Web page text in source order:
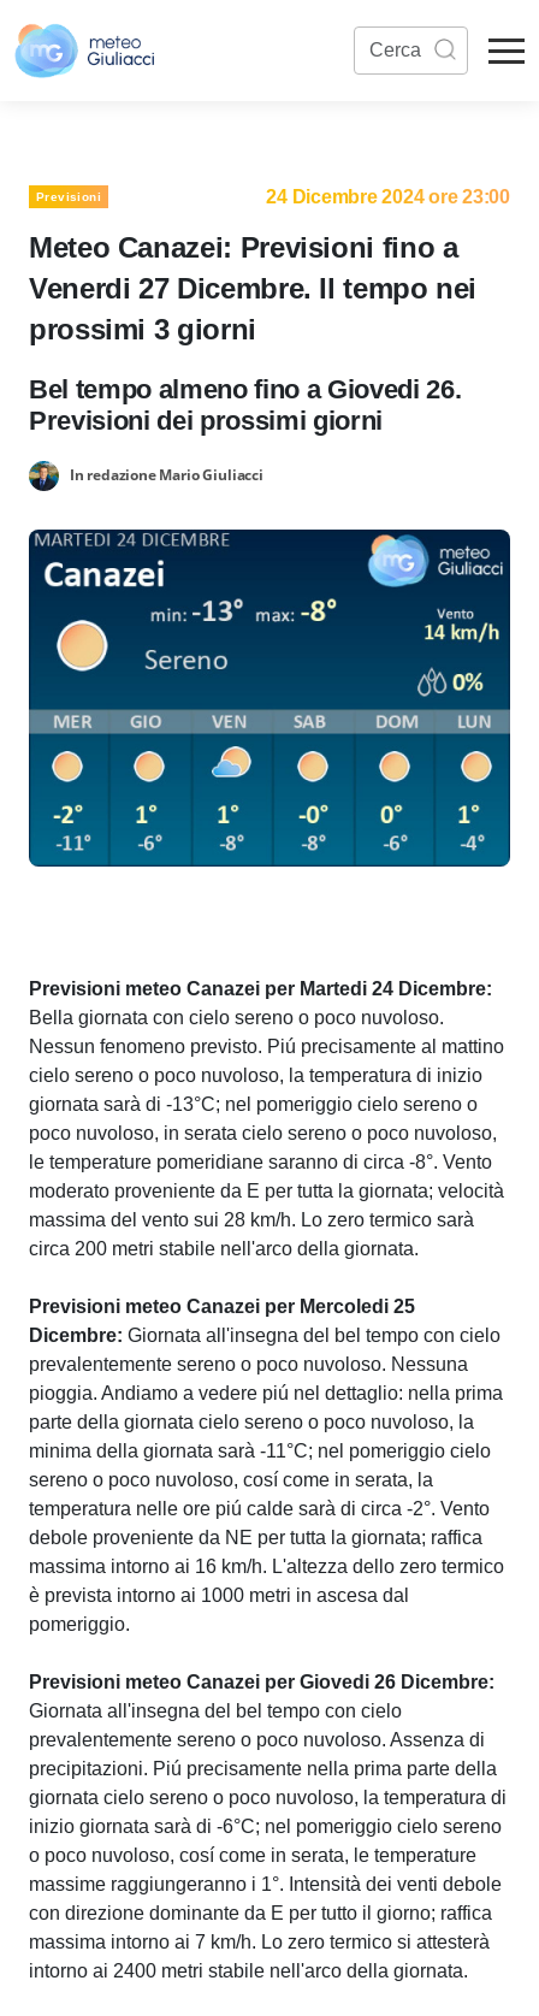
Previsioni 24 Dicembre 2024 ore 23:00
Meteo Canazei: Previsioni fino a
Venerdi 27 Dicembre. Il tempo nei
prossimi 3 giorni
Bel tempo almeno fino a Giovedi 26.
Previsioni dei prossimi giorni
In redazione Mario Giuliacci
Previsioni meteo Canazei per Martedi 24 Dicembre:
Bella giornata con cielo sereno o poco nuvoloso.
Nessun fenomeno previsto. Piú precisamente al mattino
cielo sereno o poco nuvoloso, la temperatura di inizio
giornata sarà di -13°C; nel pomeriggio cielo sereno o
poco nuvoloso, in serata cielo sereno o poco nuvoloso,
le temperature pomeridiane saranno di circa -8°. Vento
moderato proveniente da E per tutta la giornata; velocità
massima del vento sui 28 km/h. Lo zero termico sarà
circa 200 metri stabile nell'arco della giornata.
Previsioni meteo Canazei per Mercoledi 25
Dicembre: Giornata all'insegna del bel tempo con cielo
prevalentemente sereno o poco nuvoloso. Nessuna
pioggia. Andiamo a vedere piú nel dettaglio: nella prima
parte della giornata cielo sereno o poco nuvoloso, la
minima della giornata sarà -11°C; nel pomeriggio cielo
sereno o poco nuvoloso, cosí come in serata, la
temperatura nelle ore piú calde sarà di circa -2°. Vento
debole proveniente da NE per tutta la giornata; raffica
massima intorno ai 16 km/h. L'altezza dello zero termico
è prevista intorno ai 1000 metri in ascesa dal
pomeriggio.
Previsioni meteo Canazei per Giovedi 26 Dicembre:
Giornata all'insegna del bel tempo con cielo
prevalentemente sereno o poco nuvoloso. Assenza di
precipitazioni. Piú precisamente nella prima parte della
giornata cielo sereno o poco nuvoloso, la temperatura di
inizio giornata sarà di -6°C; nel pomeriggio cielo sereno
o poco nuvoloso, cosí come in serata, le temperature
massime raggiungeranno i 1°. Intensità dei venti debole
con direzione dominante da E per tutto il giorno; raffica
massima intorno ai 7 km/h. Lo zero termico si attesterà
intorno ai 2400 metri stabile nell'arco della giornata.